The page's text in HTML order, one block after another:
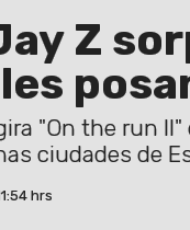
Z
"On the run
ciudades de
hrs